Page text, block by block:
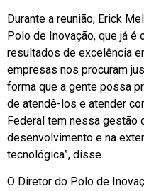
Durante a reunião, Erick
Polo de Inovação, que já é
resultados de excelência
empresas nos procuram
forma que a gente possa
de atendê-los e atender
Federal tem nessa gestão
desenvolvimento e na
tecnológica”, disse.
O Diretor do Polo de